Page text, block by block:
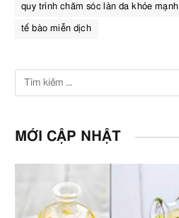
quy trình chăm sóc làn da khỏe mạnh
tế bào miễn dịch
MỚI CẬP NHẬT